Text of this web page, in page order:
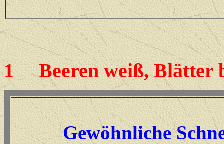
1Beeren weiß, Blätter
Gewöhnliche